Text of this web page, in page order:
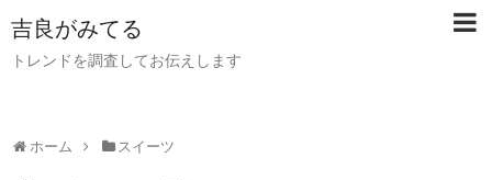
吉良がみてる
トレンドを調査してお伝えします
ホーム スイーツ